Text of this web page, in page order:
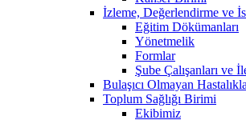
İzleme, Değerlendirme ve
Eğitim Dökümanları
Yönetmelik
Formlar
Şube Çalışanları ve
Bulaşıcı Olmayan
Toplum Sağlığı Birimi
Ekibimiz